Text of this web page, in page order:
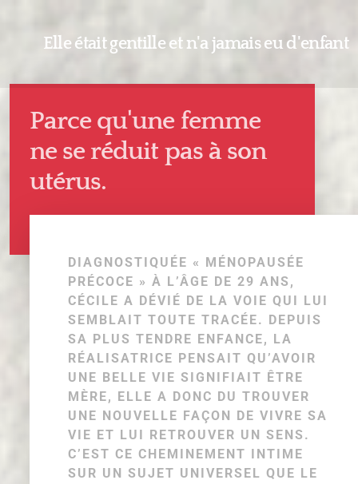
Elle était gentille et n'a jamais eu d'enfant
Parce qu'une femme
ne se réduit pas à son
utérus.
DIAGNOSTIQUÉE « MÉNOPAUSÉE
PRÉCOCE » À L’ÂGE DE 29 ANS,
CÉCILE A DÉVIÉ DE LA VOIE QUI LUI
SEMBLAIT TOUTE TRACÉE. DEPUIS
SA PLUS TENDRE ENFANCE, LA
RÉALISATRICE PENSAIT QU’AVOIR
UNE BELLE VIE SIGNIFIAIT ÊTRE
MÈRE, ELLE A DONC DU TROUVER
UNE NOUVELLE FAÇON DE VIVRE SA
VIE ET LUI RETROUVER UN SENS.
C’EST CE CHEMINEMENT INTIME
SUR UN SUJET UNIVERSEL QUE LE